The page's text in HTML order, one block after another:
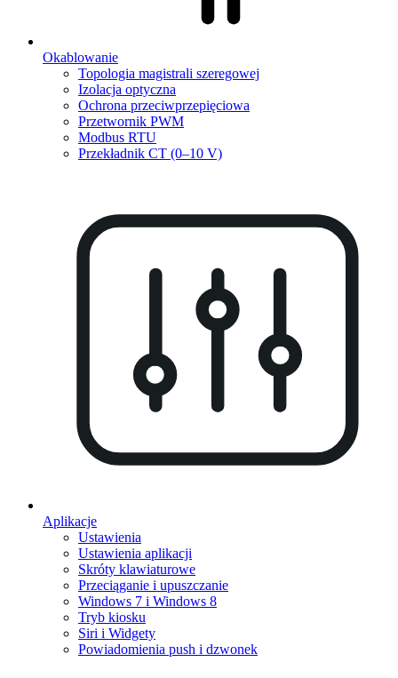
Okablowanie
Topologia magistrali szeregowej
Izolacja optyczna
Ochrona przeciwprzepięciowa
Przetwornik PWM
Modbus RTU
Przekładnik CT (0–10 V)
Aplikacje
Ustawienia
Ustawienia aplikacji
Skróty klawiaturowe
Przeciąganie i upuszczanie
Windows 7 i Windows 8
Tryb kiosku
Siri i Widgety
Powiadomienia push i dzwonek